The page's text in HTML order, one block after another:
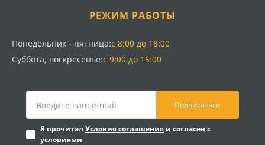
РЕЖИМ РАБОТЫ
Понедельник - пятница:с 8:00 до 18:00
Суббота, воскресенье:с 9:00 до 15:00
Подписаться
Я прочитал Условия соглашения и согласен с
условиями